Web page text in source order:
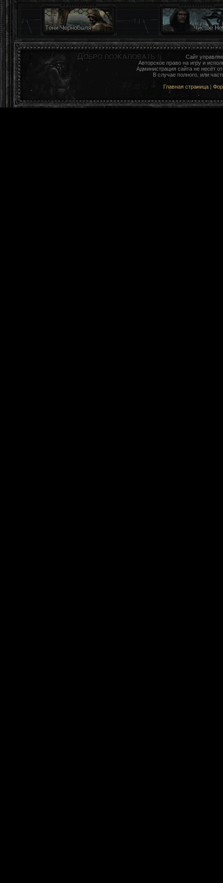
Сайт
Авторское право на игру и
Администрация сайта не несёт
В случае полного, или
Главная страница |